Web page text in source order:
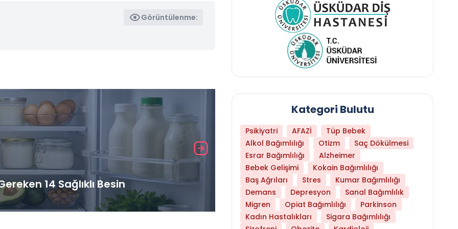
Görüntülenme:
14 Sağlıklı Besin Hangi Yaşta Hangi Testi Yaptırmanız
Kategori Bulutu
Psikiyatri AFAZİ
Tüp Bebek
Alkol Bağımlılığı
Otizm
Saç Dökülmesi
Esrar Bağımlılığı
Alzheimer
Bebek Gelişimi
Kokain Bağımlılığı
Baş Ağrıları
Stres
Kumar Bağımlılığı
Demans
Depresyon
Sanal Bağımlılık
Migren
Opiat Bağımlılığı
Parkinson
Kadın Hastalıkları
Sigara Bağımlılığı